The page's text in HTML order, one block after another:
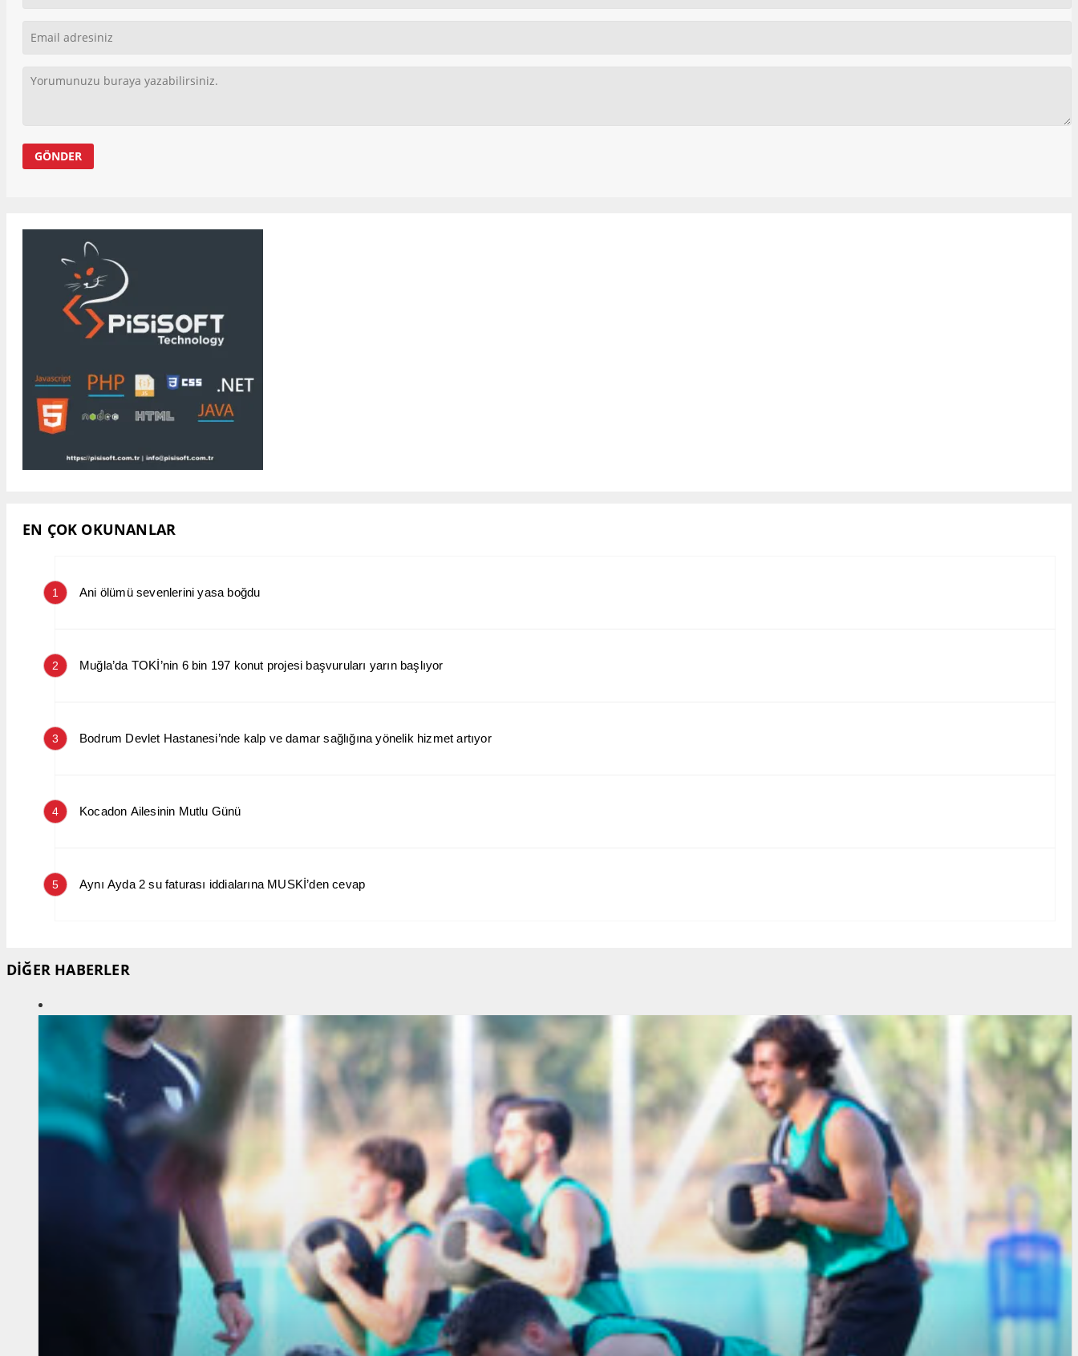
EN ÇOK OKUNANLAR
1 Ani ölümü sevenlerini yasa boğdu
2 Muğla’da TOKİ’nin 6 bin 197 konut projesi başvuruları yarın başlıyor
3 Bodrum Devlet Hastanesi’nde kalp ve damar sağlığına yönelik hizmet artıyor
4 Kocadon Ailesinin Mutlu Günü
5 Aynı Ayda 2 su faturası iddialarına MUSKİ’den cevap
DİĞER HABERLER